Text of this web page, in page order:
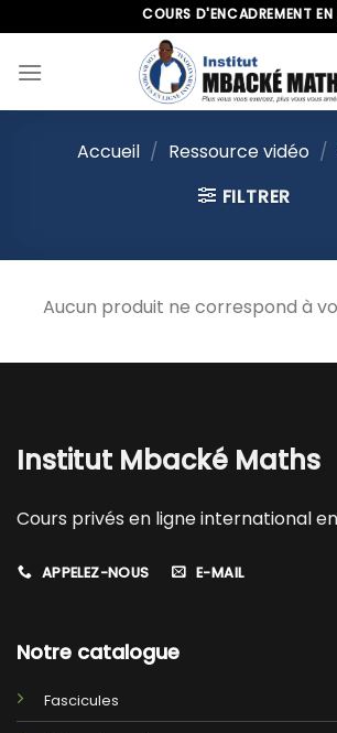
to
content
COURS D'ENCADREMENT
Accueil / Ressource vidéo /
FILTRER
Aucun produit ne correspond à
Institut Mbacké Maths
Cours privés en ligne international en
APPELEZ-NOUS E-MAIL
Notre catalogue
Fascicules